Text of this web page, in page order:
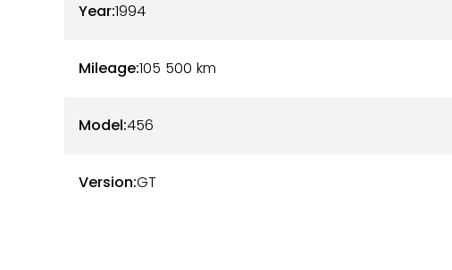
Year:1994
Mileage:105 500 km
Model:456
Version:GT